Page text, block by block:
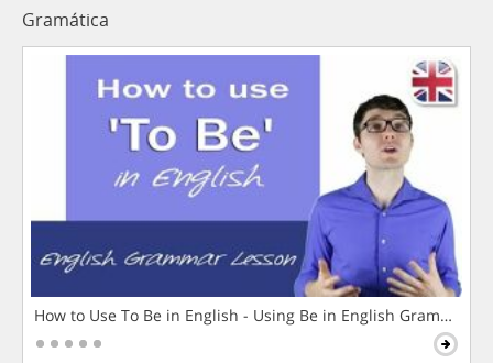
Gramática
How to Use To Be in English - Using Be in English Grammar